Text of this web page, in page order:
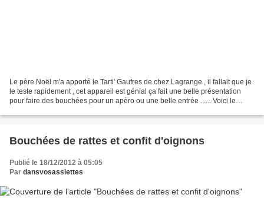
Le père Noël m'a apporté le Tarti' Gaufres de chez Lagrange , il fallait que je
le teste rapidement , cet appareil est génial ça fait une belle présentation
pour faire des bouchées pour un apèro ou une belle entrée ...... Voici le
Bouchées de rattes et confit d'oignons
Publié le 18/12/2012 à 05:05
Par dansvosassiettes